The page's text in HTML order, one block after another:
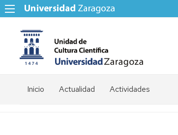
Inicio Actualidad Actividades